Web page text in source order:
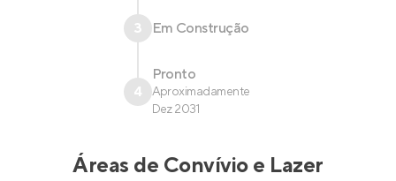
3 Em Construção
4
Pronto
Aproximadamente
Dez 2031
Áreas de Convívio e Lazer